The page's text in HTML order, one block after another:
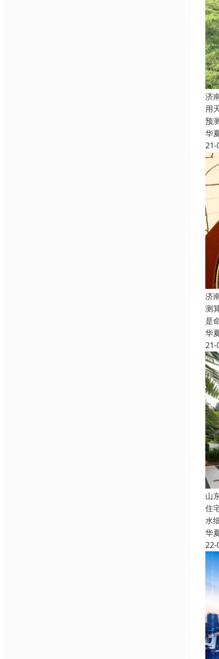
济
用
预
华
21-
济
测
是
华
21-
山
住
水
华
22-